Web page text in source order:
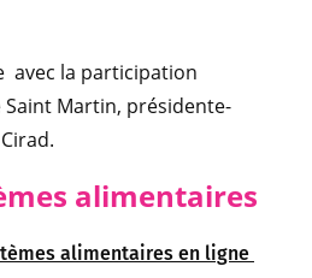
avec la participation
Saint Martin, présidente-
alimentaires
alimentaires en ligne